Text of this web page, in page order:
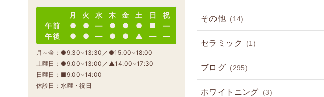
その他 (14)
セラミック (1)
ブログ (295)
ホワイトニング (3)
月 火 水 木 金 土 日
祝
午前
● ● ― ● ● ● ■
―
午後
● ● ― ● ● ▲ ― ―
月～金：●9:30~13:30／●15:00~18:00
土曜日：●9:00~13:00／▲14:00~17:30
日曜日：■9:00~14:00
休診日：水曜・祝日